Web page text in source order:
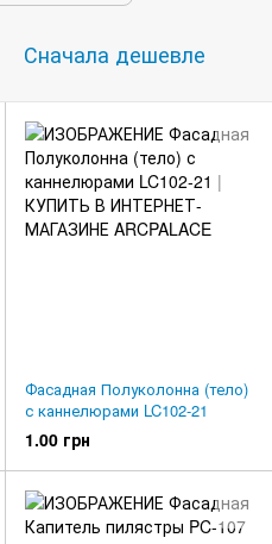
Сначала дешевле
Фасадная Полуколонна (тело)
с каннелюрами LC102-21
1.00 грн